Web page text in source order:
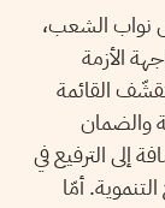
نواب الشعب،
الأزمة
القائمة
والضمان
إلى الترفيع في
أمّا